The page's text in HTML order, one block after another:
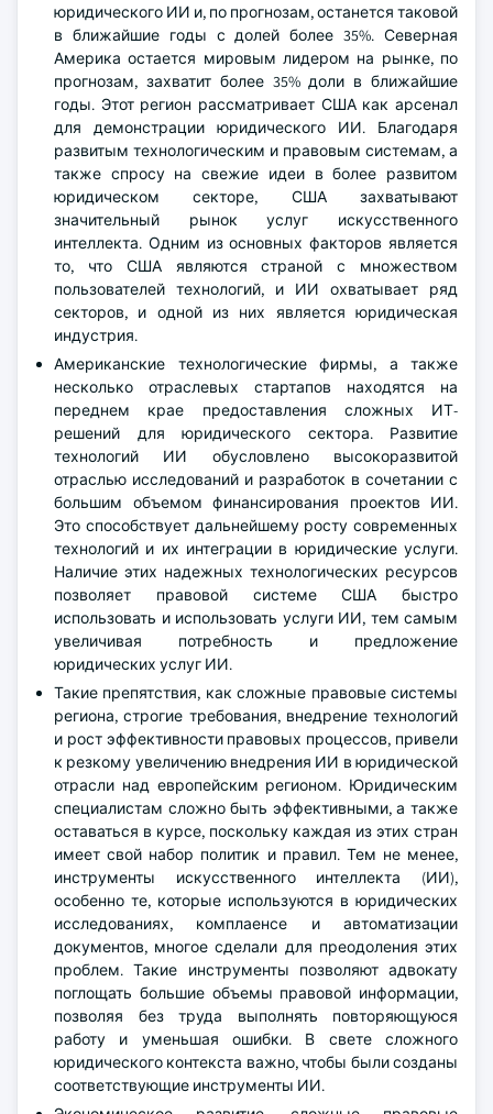
юридического ИИ и, по прогнозам, останется таковой
в ближайшие годы с долей более 35%. Северная
Америка остается мировым лидером на рынке, по
прогнозам, захватит более 35% доли в ближайшие
годы. Этот регион рассматривает США как арсенал
для демонстрации юридического ИИ. Благодаря
развитым технологическим и правовым системам, а
также спросу на свежие идеи в более развитом
юридическом секторе, США захватывают
значительный рынок услуг искусственного
интеллекта. Одним из основных факторов является
то, что США являются страной с множеством
пользователей технологий, и ИИ охватывает ряд
секторов, и одной из них является юридическая
индустрия.
Американские технологические фирмы, а также
несколько отраслевых стартапов находятся на
переднем крае предоставления сложных ИТ-
решений для юридического сектора. Развитие
технологий ИИ обусловлено высокоразвитой
отраслью исследований и разработок в сочетании с
большим объемом финансирования проектов ИИ.
Это способствует дальнейшему росту современных
технологий и их интеграции в юридические услуги.
Наличие этих надежных технологических ресурсов
позволяет правовой системе США быстро
использовать и использовать услуги ИИ, тем самым
увеличивая потребность и предложение
юридических услуг ИИ.
Такие препятствия, как сложные правовые системы
региона, строгие требования, внедрение технологий
и рост эффективности правовых процессов, привели
к резкому увеличению внедрения ИИ в юридической
отрасли над европейским регионом. Юридическим
специалистам сложно быть эффективными, а также
оставаться в курсе, поскольку каждая из этих стран
имеет свой набор политик и правил. Тем не менее,
инструменты искусственного интеллекта (ИИ),
особенно те, которые используются в юридических
исследованиях, комплаенсе и автоматизации
документов, многое сделали для преодоления этих
проблем. Такие инструменты позволяют адвокату
поглощать большие объемы правовой информации,
позволяя без труда выполнять повторяющуюся
работу и уменьшая ошибки. В свете сложного
юридического контекста важно, чтобы были созданы
соответствующие инструменты ИИ.